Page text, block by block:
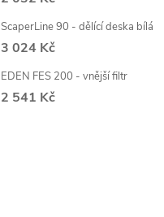
ScaperLine 90 - dělící deska bílá
3 024 Kč
EDEN FES 200 - vnější filtr
2 541 Kč